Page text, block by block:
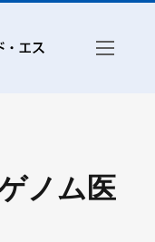
ノム医